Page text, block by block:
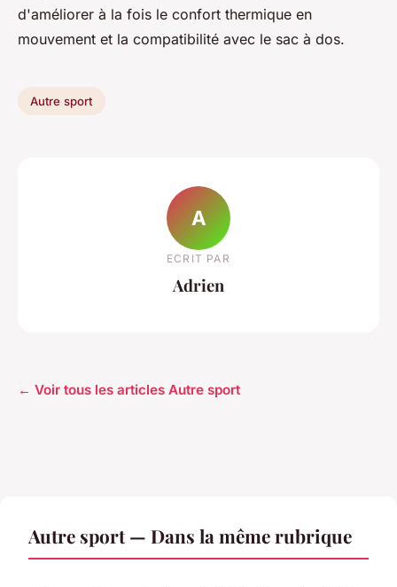
d'améliorer à la fois le confort thermique en
mouvement et la compatibilité avec le sac à dos.
Autre sport
A
ECRIT PAR
Adrien
← Voir tous les articles Autre sport
Autre sport — Dans la même rubrique